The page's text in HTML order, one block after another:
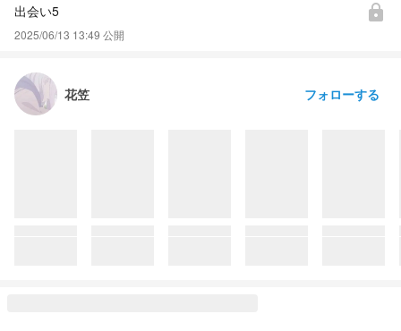
出会い5
2025/06/13 13:49 公開
lock
花笠 フォローする